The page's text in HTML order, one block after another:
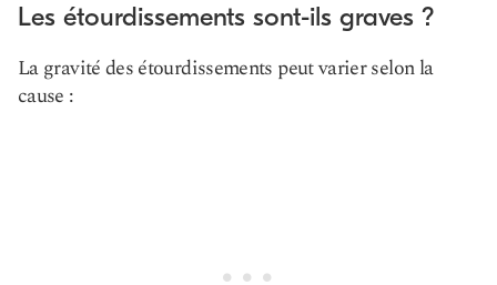
Les étourdissements sont-ils graves ?
La gravité des étourdissements peut varier selon la
cause :